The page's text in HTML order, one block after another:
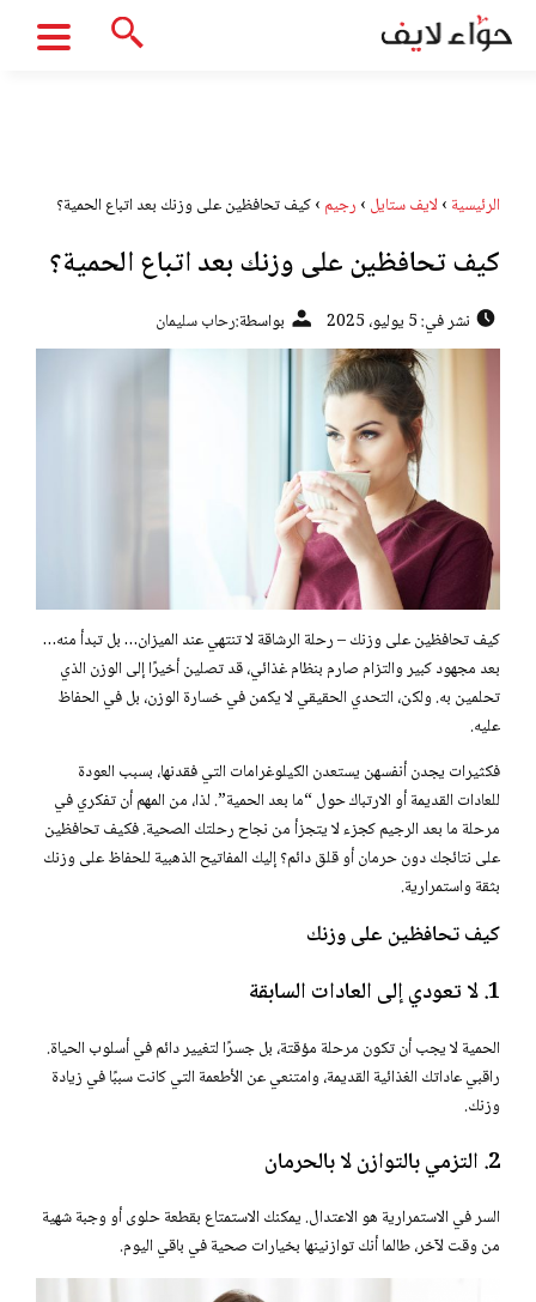
الرئيسية › لايف ستايل › رجيم ›كيف تحافظين على وزنك بعد اتباع الحمية؟
كيف تحافظين على وزنك بعد اتباع الحمية؟
نشر في: 5 يوليو، 2025 بواسطة:رحاب سليمان
كيف تحافظين على وزنك – رحلة الرشاقة لا تنتهي عند الميزان… بل تبدأ منه…
بعد مجهود كبير والتزام صارم بنظام غذائي، قد تصلين أخيرًا إلى الوزن الذي
تحلمين به. ولكن، التحدي الحقيقي لا يكمن في خسارة الوزن، بل في الحفاظ
عليه.
فكثيرات يجدن أنفسهن يستعدن الكيلوغرامات التي فقدنها، بسبب العودة
للعادات القديمة أو الارتباك حول “ما بعد الحمية”. لذا، من المهم أن تفكري في
مرحلة ما بعد الرجيم كجزء لا يتجزأ من نجاح رحلتك الصحية. فكيف تحافظين
على نتائجك دون حرمان أو قلق دائم؟ إليك المفاتيح الذهبية للحفاظ على وزنك
بثقة واستمرارية.
كيف تحافظين على وزنك
1. لا تعودي إلى العادات السابقة
الحمية لا يجب أن تكون مرحلة مؤقتة، بل جسرًا لتغيير دائم في أسلوب الحياة.
راقبي عاداتك الغذائية القديمة، وامتنعي عن الأطعمة التي كانت سببًا في زيادة
وزنك.
2. التزمي بالتوازن لا بالحرمان
السر في الاستمرارية هو الاعتدال. يمكنك الاستمتاع بقطعة حلوى أو وجبة شهية
من وقت لآخر، طالما أنك توازنينها بخيارات صحية في باقي اليوم.